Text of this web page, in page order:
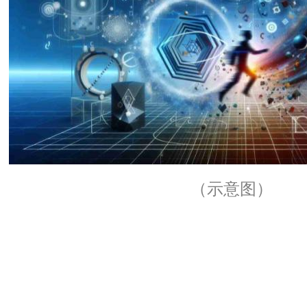
（示意图）